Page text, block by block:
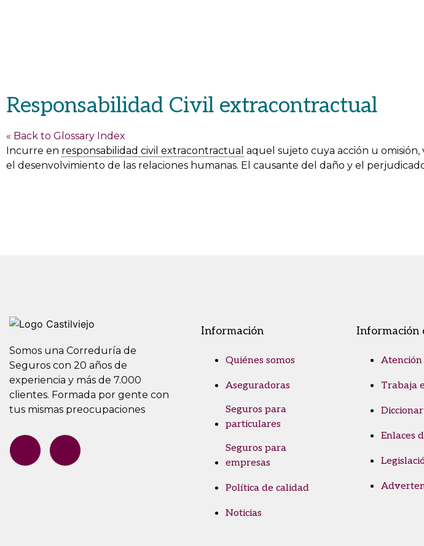
Responsabilidad Civil extracontractual
« Back to Glossary Index
Incurre en responsabilidad civil extracontractual aquel sujeto cuya acción u
el desenvolvimiento de las relaciones humanas. El causante del daño y el
Somos una Correduría de
Seguros con 20 años de
experiencia y más de 7.000
clientes. Formada por gente con
tus mismas preocupaciones
Información
Quiénes somos
Aseguradoras
Seguros para
particulares
Seguros para
empresas
Política de calidad
Noticias
Información
Trabaja
Enlaces